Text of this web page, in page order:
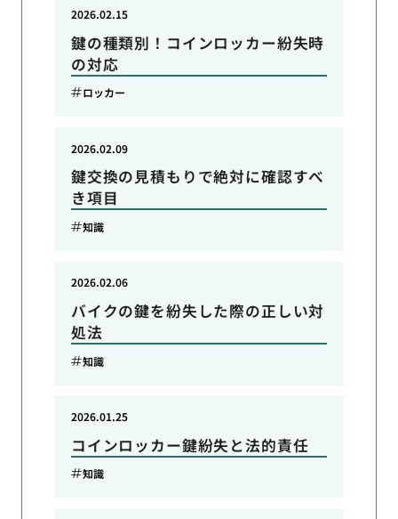
鍵の種類別！コインロッカー紛失時
の対応
2026.02.15
ロッカー
鍵交換の見積もりで絶対に確認すべ
き項目
2026.02.09
知識
バイクの鍵を紛失した際の正しい対
処法
2026.02.06
知識
コインロッカー鍵紛失と法的責任
2026.01.25
知識